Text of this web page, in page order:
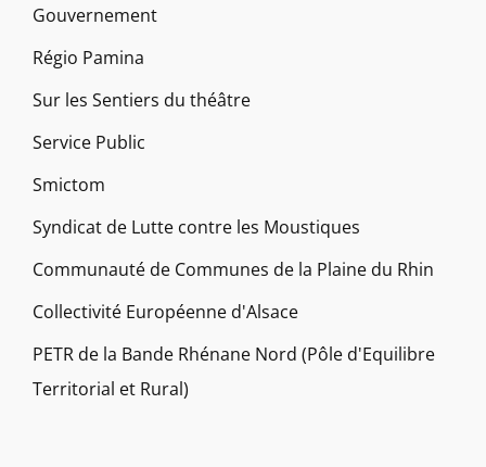
Gouvernement
Régio Pamina
Sur les Sentiers du théâtre
Service Public
Smictom
Syndicat de Lutte contre les Moustiques
Communauté de Communes de la Plaine du Rhin
Collectivité Européenne d'Alsace
PETR de la Bande Rhénane Nord (Pôle d'Equilibre
Territorial et Rural)